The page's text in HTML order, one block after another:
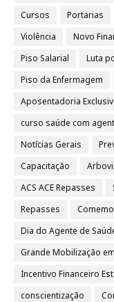
Cursos
Portarias
Violência
Novo
Piso Salarial
Luta
Piso da Enfermagem
Aposentadoria
curso saúde com
Notícias Gerais
Capacitação
ACS ACE Repasses
Repasses
Dia do Agente de
Grande Mobilização
Incentivo Financeiro
conscientização